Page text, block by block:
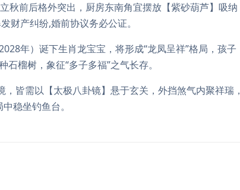
秋前后格外突出，厨房东南角宜摆放【紫砂葫芦】吸纳
财产纠纷,婚前协议务必公证。
年）诞下生肖龙宝宝，将形成“龙凤呈祥”格局，孩子
榴树，象征“多子多福”之气长存。
皆需以【太极八卦镜】悬于玄关，外挡煞气内聚祥瑞，
稳坐钓鱼台。